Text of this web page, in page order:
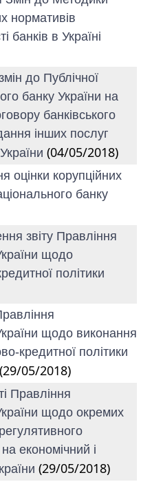
нормативів
банків в Україні
до Публічної
банку України на
банківського
інших послуг
(04/05/2018)
корупційних
банку
звіту Правління
щодо
політики
щодо виконання
кредитної політики
(29/05/2018)
Правління
щодо окремих
економічний і
(29/05/2018)